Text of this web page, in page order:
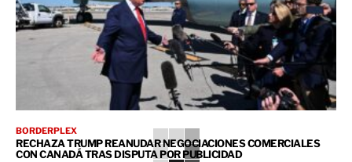
BORDERPLEX
RECHAZA TRUMP REANUDAR NEGOCIACIONES COMERCIALES
CON CANADÁ TRAS DISPUTA POR PUBLICIDAD